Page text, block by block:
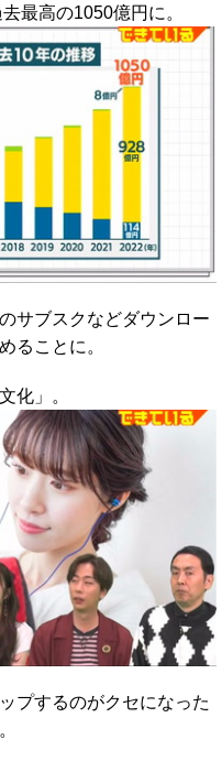
最高の1050億円に。
サブスクなどダウンロー
ることに。
化」。
プするのがクセになった